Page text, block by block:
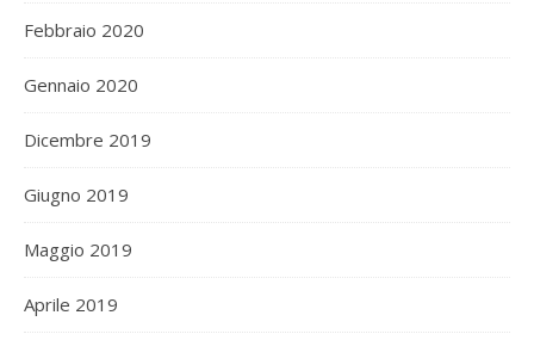
Febbraio 2020
Gennaio 2020
Dicembre 2019
Giugno 2019
Maggio 2019
Aprile 2019